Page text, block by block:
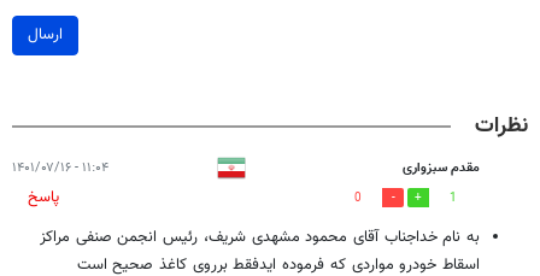
ارسال
نظرات
مقدم سبزواری ۱۱:۰۴ - ۱۴۰۱/۰۷/۱۶
1
0
پاسخ
به نام خداجناب آقای محمود مشهدی شریف، رئیس انجمن صنفی مراکز
اسقاط خودرو مواردی که فرموده ایدفقط برروی کاغذ صحیح است